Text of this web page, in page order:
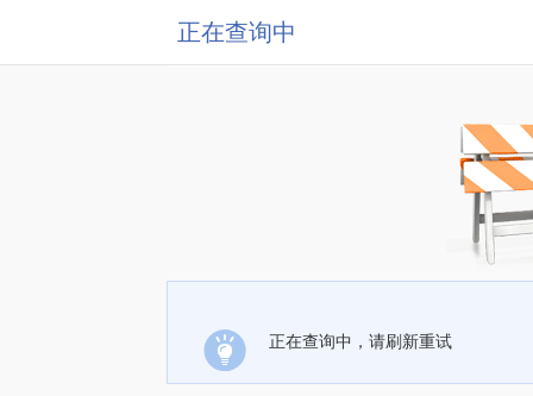
正在查询中
正在查询中，请刷新重试